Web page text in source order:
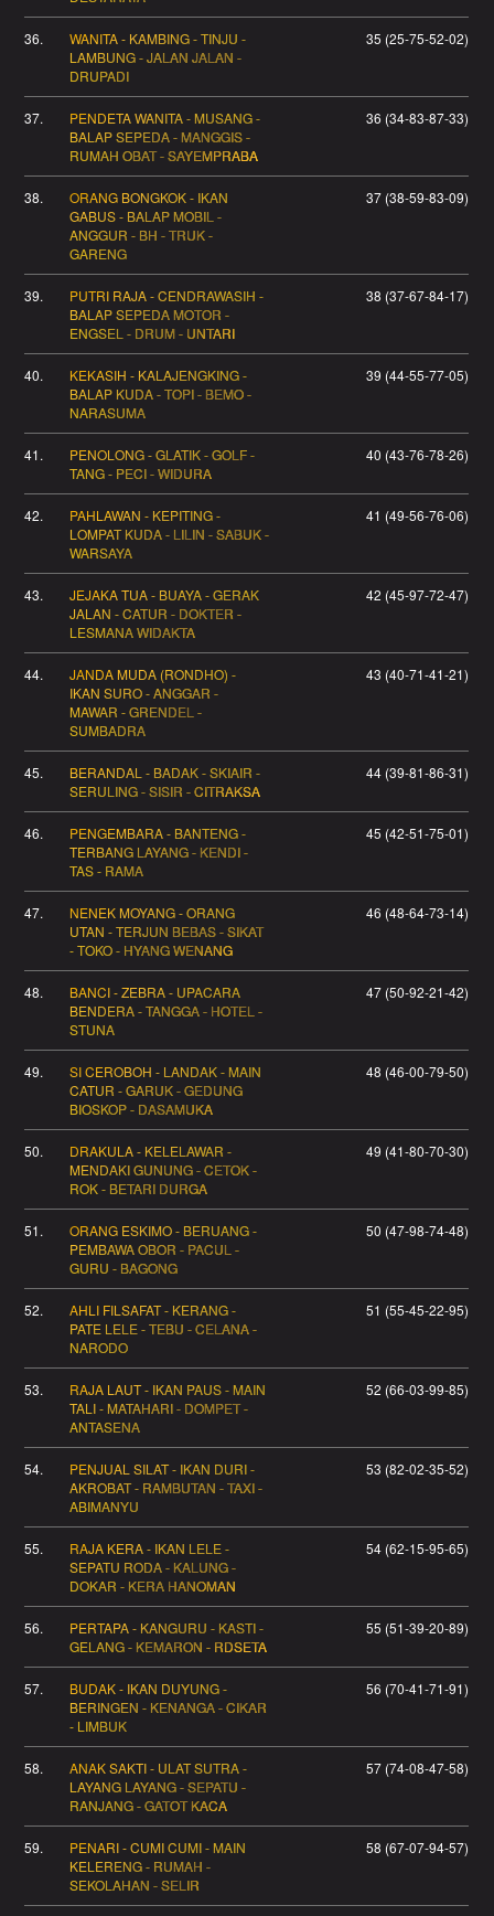
36.
WANITA - KAMBING - TINJU -
LAMBUNG - JALAN JALAN -
DRUPADI
35 (25-75-52-02)
37.
PENDETA WANITA - MUSANG -
BALAP SEPEDA - MANGGIS -
RUMAH OBAT - SAYEMPRABA
36 (34-83-87-33)
38.
ORANG BONGKOK - IKAN
GABUS - BALAP MOBIL -
ANGGUR - BH - TRUK -
GARENG
37 (38-59-83-09)
39.
PUTRI RAJA - CENDRAWASIH -
BALAP SEPEDA MOTOR -
ENGSEL - DRUM - UNTARI
38 (37-67-84-17)
40.
KEKASIH - KALAJENGKING -
BALAP KUDA - TOPI - BEMO -
NARASUMA
39 (44-55-77-05)
41.
PENOLONG - GLATIK - GOLF -
TANG - PECI - WIDURA
40 (43-76-78-26)
42.
PAHLAWAN - KEPITING -
LOMPAT KUDA - LILIN - SABUK -
WARSAYA
41 (49-56-76-06)
43.
JEJAKA TUA - BUAYA - GERAK
JALAN - CATUR - DOKTER -
LESMANA WIDAKTA
42 (45-97-72-47)
44.
JANDA MUDA (RONDHO) -
IKAN SURO - ANGGAR -
MAWAR - GRENDEL -
SUMBADRA
43 (40-71-41-21)
45.
BERANDAL - BADAK - SKIAIR -
SERULING - SISIR - CITRAKSA
44 (39-81-86-31)
46.
PENGEMBARA - BANTENG -
TERBANG LAYANG - KENDI -
TAS - RAMA
45 (42-51-75-01)
47.
NENEK MOYANG - ORANG
UTAN - TERJUN BEBAS - SIKAT
- TOKO - HYANG WENANG
46 (48-64-73-14)
48.
BANCI - ZEBRA - UPACARA
BENDERA - TANGGA - HOTEL -
STUNA
47 (50-92-21-42)
49.
SI CEROBOH - LANDAK - MAIN
CATUR - GARUK - GEDUNG
BIOSKOP - DASAMUKA
48 (46-00-79-50)
50.
DRAKULA - KELELAWAR -
MENDAKI GUNUNG - CETOK -
ROK - BETARI DURGA
49 (41-80-70-30)
51.
ORANG ESKIMO - BERUANG -
PEMBAWA OBOR - PACUL -
GURU - BAGONG
50 (47-98-74-48)
52.
AHLI FILSAFAT - KERANG -
PATE LELE - TEBU - CELANA -
NARODO
51 (55-45-22-95)
53.
RAJA LAUT - IKAN PAUS - MAIN
TALI - MATAHARI - DOMPET -
ANTASENA
52 (66-03-99-85)
54.
PENJUAL SILAT - IKAN DURI -
AKROBAT - RAMBUTAN - TAXI -
ABIMANYU
53 (82-02-35-52)
55.
RAJA KERA - IKAN LELE -
SEPATU RODA - KALUNG -
DOKAR - KERA HANOMAN
54 (62-15-95-65)
56.
PERTAPA - KANGURU - KASTI -
GELANG - KEMARON - RDSETA
55 (51-39-20-89)
57.
BUDAK - IKAN DUYUNG -
BERINGEN - KENANGA - CIKAR
- LIMBUK
56 (70-41-71-91)
58.
ANAK SAKTI - ULAT SUTRA -
LAYANG LAYANG - SEPATU -
RANJANG - GATOT KACA
57 (74-08-47-58)
59.
PENARI - CUMI CUMI - MAIN
KELERENG - RUMAH -
SEKOLAHAN - SELIR
58 (67-07-94-57)